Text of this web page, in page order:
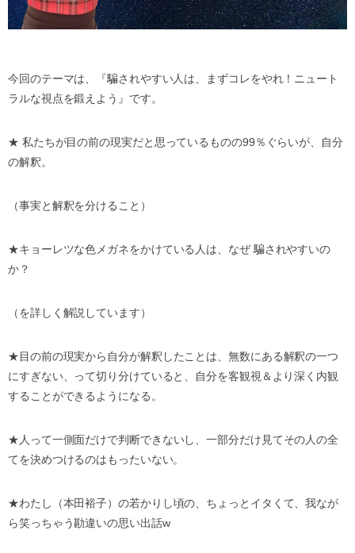
今回のテーマは、『騙されやすい人は、まずコレをやれ！ニュート
ラルな視点を鍛えよう』です。
★ 私たちが目の前の現実だと思っているものの99％ぐらいが、自分
の解釈。
（事実と解釈を分けること）
★キョーレツな色メガネをかけている人は、なぜ 騙されやすいの
か？
（を詳しく解説しています）
★目の前の現実から自分が解釈したことは、無数にある解釈の一つ
にすぎない、って切り分けていると、自分を客観視＆より深く内観
することができるようになる。
★ 人って一側面だけで判断できないし、一部分だけ見てその人の全
てを決めつけるのはもったいない。
★わたし（本田裕子）の若かりし頃の、ちょっとイタくて、我なが
ら笑っちゃう勘違いの思い出話w